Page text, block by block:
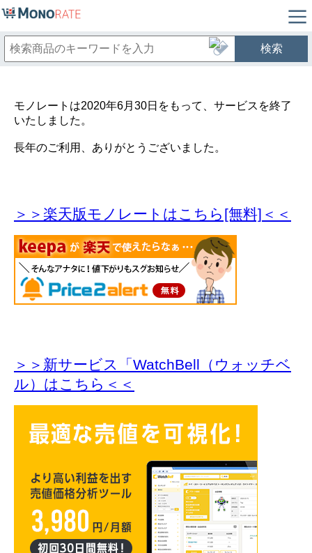
検索
モノレートは2020年6月30日をもって、サービスを終了
いたしました。
長年のご利用、ありがとうございました。
＞＞楽天版モノレートはこちら[無料]＜＜
＞＞新サービス「WatchBell（ウォッチベ
ル）はこちら＜＜